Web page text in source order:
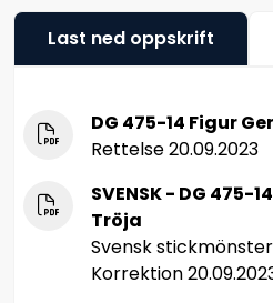
Last ned oppskrift
DG 475-14 Figur
Rettelse 20.09.2023
SVENSK - DG 475-
Tröja
Svensk
Korrektion